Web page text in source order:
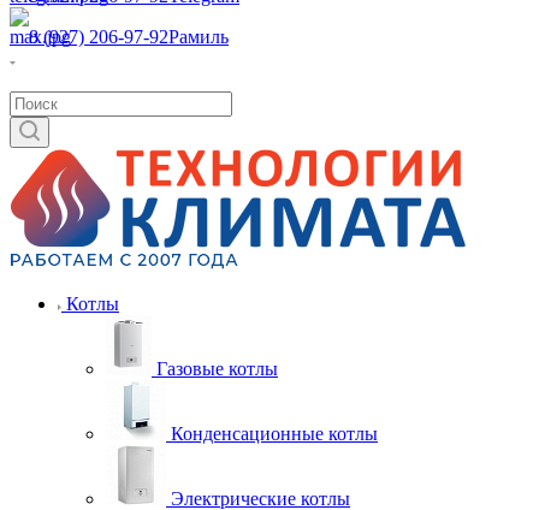
8 (927) 206-97-92Рамиль
Котлы
Газовые котлы
Конденсационные котлы
Электрические котлы